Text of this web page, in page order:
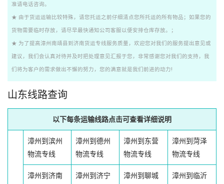
准请电话咨询。
★ 由于货运运输比较特殊，请您托运之前仔细清点您所托运的所有物品；如果您的
货物需要临时存放，请尽早最快通知公司客服以便安排仓库存放。；
★ 为了提高漳州南靖县到济南货运专线服务质量，欢迎您对我们的服务提出意见或
建议，我们会认真对待并及时把处理意见汇报于您，非常感谢您对我们的支持，我
们将为客户的需求做出不懈的努力，您的满意就是我们前进的动力!
山东线路查询
以下每条运输线路点击可查看详细说明
漳州到滨州
物流专线
漳州到德州
物流专线
漳州到东营
物流专线
漳州到菏泽
物流专线
漳州到济南
漳州到济宁
漳州到聊城
漳州到临沂